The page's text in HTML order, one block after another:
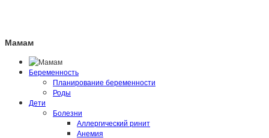
Мамам
Беременность
Планирование беременности
Роды
Дети
Болезни
Аллергический ринит
Анемия